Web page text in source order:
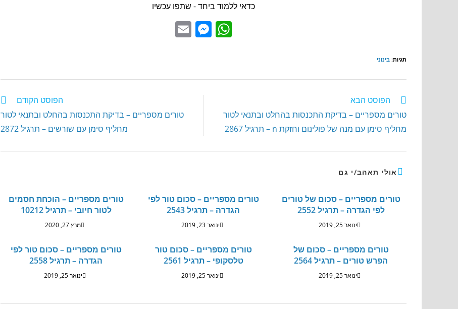
כדאי ללמוד ביחד - שתפו עכשיו
W
s
A
M
e
g
l
תגיות: בינוני
הפוסט הקודם
טורים מספריים – בדיקת התכנסות בהחלט ובתנאי לטור
מחליף סימן עם שורשים – תרגיל 2872
הפוסט הבא
טורים מספריים – בדיקת התכנסות בהחלט ובתנאי לטור
מחליף סימן עם מנה של פולינום וחזקת n – תרגיל 2867
אולי תאהב/י גם
טורים מספריים – הוכחת חסמים
לטור חיובי – תרגיל 10212
מרץ 27, 2020
טורים מספריים – סכום טור לפי
הגדרה – תרגיל 2543
ינואר 23, 2019
טורים מספריים – סכום של טורים
לפי הגדרה – תרגיל 2552
ינואר 25, 2019
טורים מספריים – סכום טור לפי
הגדרה – תרגיל 2558
ינואר 25, 2019
טורים מספריים – סכום טור
טלסקופי – תרגיל 2561
ינואר 25, 2019
טורים מספריים – סכום של
הפרש טורים – תרגיל 2564
ינואר 25, 2019